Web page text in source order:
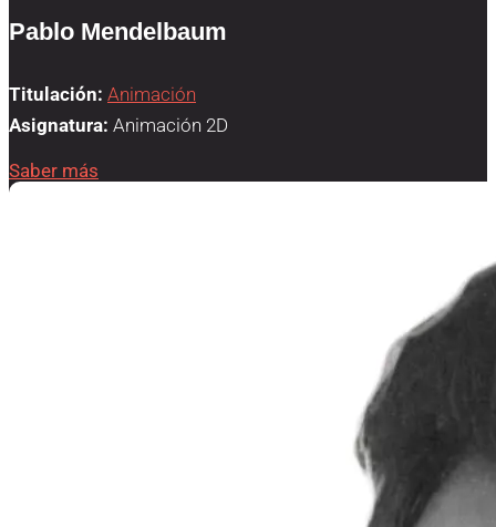
Pablo Mendelbaum
Titulación: Animación
Asignatura: Animación 2D
Saber más